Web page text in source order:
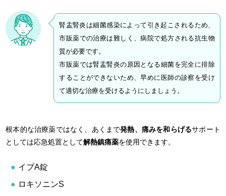
腎盂腎炎は細菌感染によって引き起こされるため、
市販薬での治療は難しく、病院で処方される抗生物
質が必要です。
市販薬では腎盂腎炎の原因となる細菌を完全に排除
することができないため、早めに医師の診察を受け
て適切な治療を受けるようにしましょう。
根本的な治療薬ではなく、あくまで発熱、痛みを和らげるサポート
としては応急処置として解熱鎮痛薬を使用できます。
イブA錠
ロキソニンS